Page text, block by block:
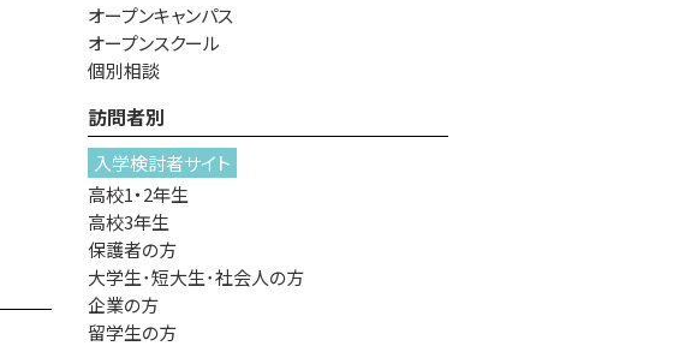
オープンキャンパス
オープンスクール
個別相談
訪問者別
入学検討者サイト
高校1・2年生
高校3年生
保護者の方
大学生･短大生･社会人の方
企業の方
留学生の方